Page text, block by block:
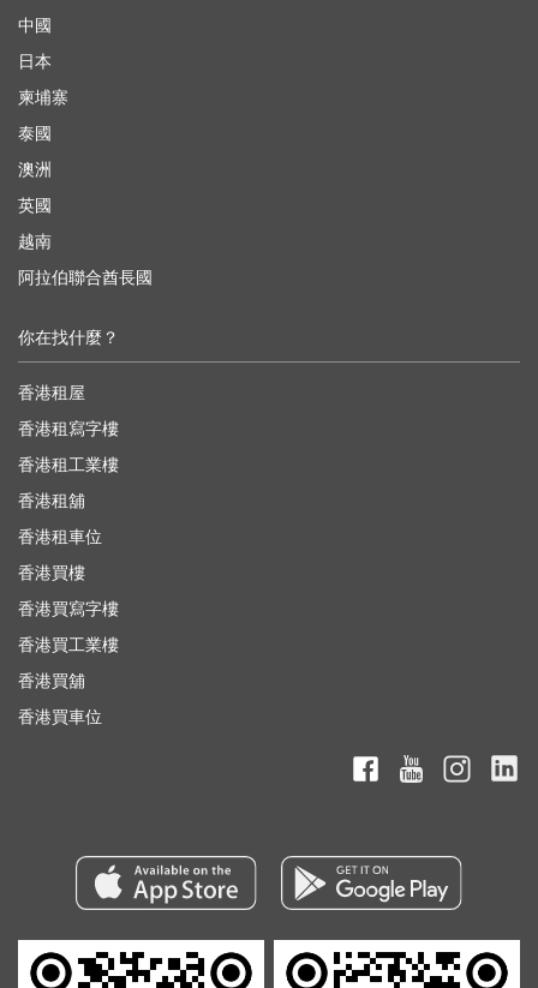
中國
日本
柬埔寨
泰國
澳洲
英國
越南
阿拉伯聯合酋長國
你在找什麼？
香港租屋
香港租寫字樓
香港租工業樓
香港租舖
香港租車位
香港買樓
香港買寫字樓
香港買工業樓
香港買舖
香港買車位